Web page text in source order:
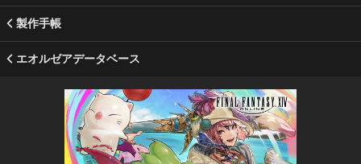
製作手帳
エオルゼアデータベース